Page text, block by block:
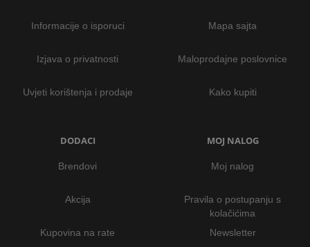
Informacije o isporuci
Izjava o privatnosti
Uvjeti korištenja i prodaje
Mapa sajta
Maloprodajne poslovnice
Kako kupiti
DODACI
Brendovi
Akcija
Kupovina na rate
MOJ NALOG
Moj nalog
Pravila o postupanju s
kolačićima
Newsletter